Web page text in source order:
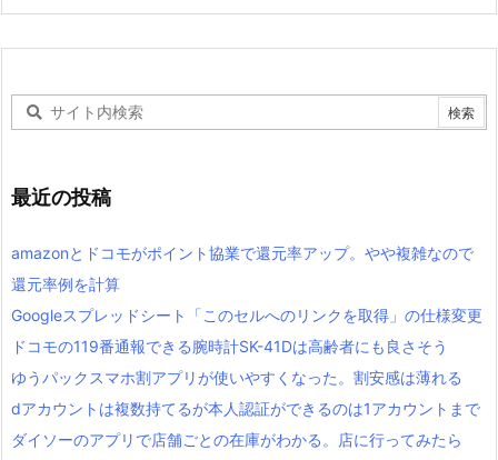
最近の投稿
amazonとドコモがポイント協業で還元率アップ。やや複雑なので
還元率例を計算
Googleスプレッドシート「このセルへのリンクを取得」の仕様変更
ドコモの119番通報できる腕時計SK-41Dは高齢者にも良さそう
ゆうパックスマホ割アプリが使いやすくなった。割安感は薄れる
dアカウントは複数持てるが本人認証ができるのは1アカウントまで
ダイソーのアプリで店舗ごとの在庫がわかる。店に行ってみたら